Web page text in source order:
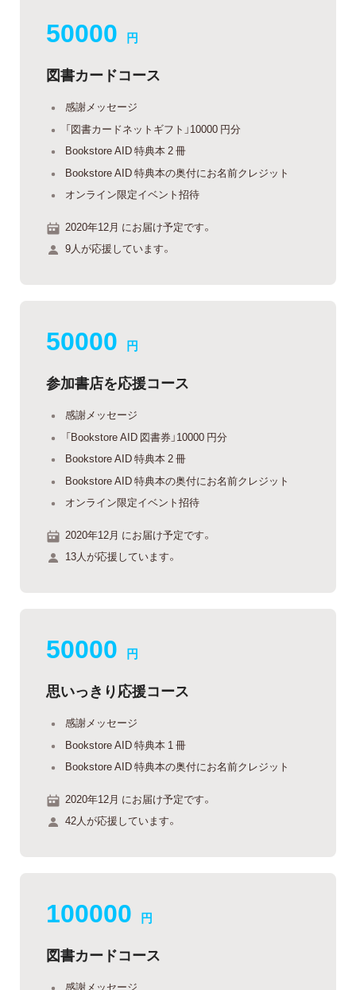
50000 円
図書カードコース
感謝メッセージ
「図書カードネットギフト」10000 円分
Bookstore AID 特典本 2 冊
Bookstore AID 特典本の奥付にお名前クレジット
オンライン限定イベント招待
2020年12月 にお届け予定です。
9人が応援しています。
50000 円
参加書店を応援コース
感謝メッセージ
「Bookstore AID 図書券」10000 円分
Bookstore AID 特典本 2 冊
Bookstore AID 特典本の奥付にお名前クレジット
オンライン限定イベント招待
2020年12月 にお届け予定です。
13人が応援しています。
50000 円
思いっきり応援コース
感謝メッセージ
Bookstore AID 特典本 1 冊
Bookstore AID 特典本の奥付にお名前クレジット
2020年12月 にお届け予定です。
42人が応援しています。
100000 円
図書カードコース
感謝メッセージ